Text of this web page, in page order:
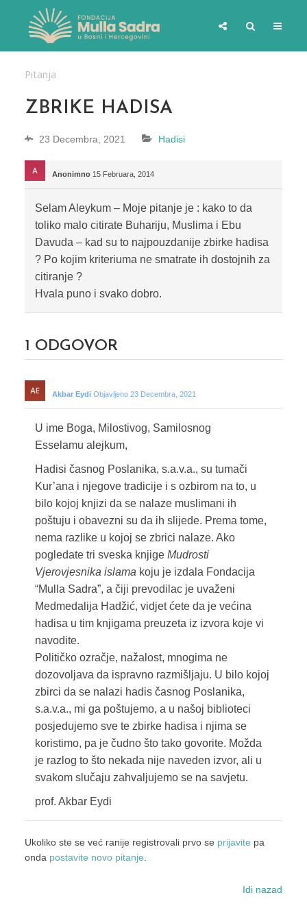
Pitanja
ZBRIKE HADISA
23 Decembra, 2021 Hadisi
Anonimno 15 Februara, 2014
Selam Aleykum – Moje pitanje je : kako to da
toliko malo citirate Buhariju, Muslima i Ebu
Davuda – kad su to najpouzdanije zbirke hadisa
? Po kojim kriteriuma ne smatrate ih dostojnih za
citiranje ?
Hvala puno i svako dobro.
1 ODGOVOR
Akbar Eydi Objavljeno 23 Decembra, 2021
U ime Boga, Milostivog, Samilosnog
Esselamu alejkum,
Hadisi časnog Poslanika, s.a.v.a., su tumači
Kur’ana i njegove tradicije i s ozbirom na to, u
bilo kojoj knjizi da se nalaze muslimani ih
poštuju i obavezni su da ih slijede. Prema tome,
nema razlike u kojoj se zbrici nalaze. Ako
pogledate tri sveska knjige Mudrosti
Vjerovjesnika islama koju je izdala Fondacija
“Mulla Sadra”, a čiji prevodilac je uvaženi
Medmedalija Hadžić, vidjet ćete da je većina
hadisa u tim knjigama preuzeta iz izvora koje vi
navodite.
Političko ozračje, nažalost, mnogima ne
dozovoljava da ispravno razmišljaju. U bilo kojoj
zbirci da se nalazi hadis časnog Poslanika,
s.a.v.a., mi ga poštujemo, a u našoj biblioteci
posjedujemo sve te zbirke hadisa i njima se
koristimo, pa je čudno što tako govorite. Možda
je razlog to što nekada nije naveden izvor, ali u
svakom slučaju zahvaljujemo se na savjetu.
prof. Akbar Eydi
Ukoliko ste se već ranije registrovali prvo se prijavite pa
onda postavite novo pitanje.
Idi nazad